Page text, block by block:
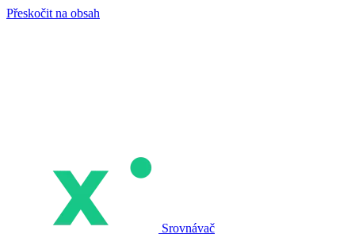
Přeskočit na obsah
Srovnávač